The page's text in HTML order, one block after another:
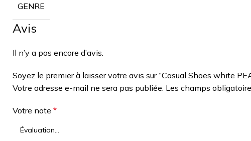
GENRE
Avis
Il n’y a pas encore d’avis.
Soyez le premier à laisser votre avis sur “Casual Shoes white
Votre adresse e-mail ne sera pas publiée. Les champs
Votre note *